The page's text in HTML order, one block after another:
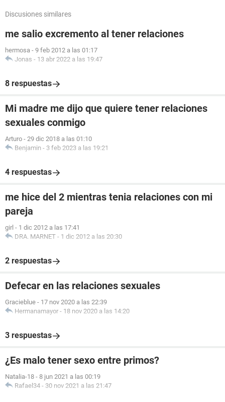
Discusiones similares
me salio excremento al tener relaciones
hermosa - 9 feb 2012 a las 01:17
Jonas - 13 abr 2022 a las 19:47
8 respuestas
Mi madre me dijo que quiere tener relaciones
sexuales conmigo
Arturo - 29 dic 2018 a las 01:10
Benjamin - 3 feb 2023 a las 19:21
4 respuestas
me hice del 2 mientras tenia relaciones con mi
pareja
girl - 1 dic 2012 a las 17:41
DRA. MARNET - 1 dic 2012 a las 20:30
2 respuestas
Defecar en las relaciones sexuales
Gracieblue - 17 nov 2020 a las 22:39
Hermanamayor - 18 nov 2020 a las 14:20
3 respuestas
¿Es malo tener sexo entre primos?
Natalia-18 - 8 jun 2021 a las 00:19
Rafael34 - 30 nov 2021 a las 21:47